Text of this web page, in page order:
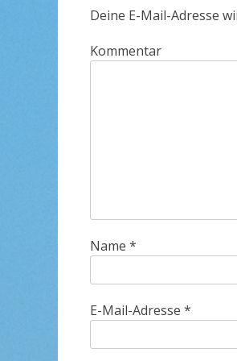
Deine E-Mail-Adresse
Kommentar
Name *
E-Mail-Adresse *